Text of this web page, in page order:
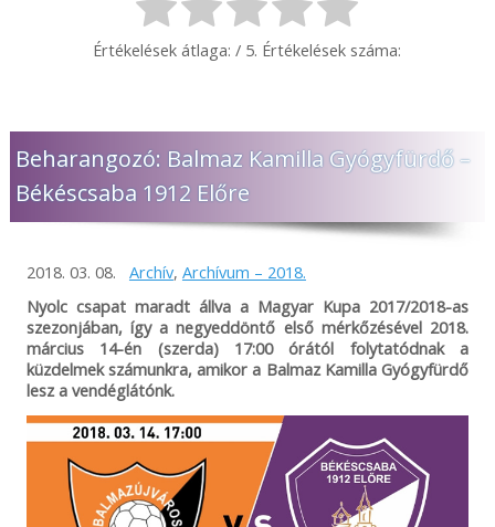
Értékelések átlaga:/ 5. Értékelések száma:
Beharangozó: Balmaz Kamilla Gyógyfürdő –
Békéscsaba 1912 Előre
2018. 03. 08. Archív, Archívum – 2018.
Nyolc csapat maradt állva a Magyar Kupa 2017/2018-as
szezonjában, így a negyeddöntő első mérkőzésével 2018.
március 14-én (szerda) 17:00 órától folytatódnak a
küzdelmek számunkra, amikor a Balmaz Kamilla Gyógyfürdő
lesz a vendéglátónk.